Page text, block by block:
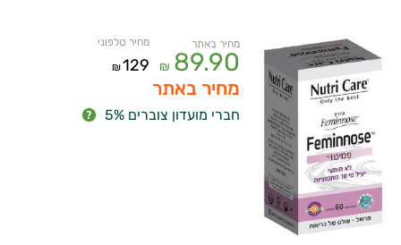
מחיר באתר
89.90
₪
מחיר טלפוני
129
₪
מחיר באתר
חברי מועדון צוברים 5%